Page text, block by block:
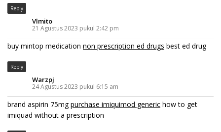
Reply
Vlmito
21 Agustus 2023 pukul 2:42 pm
buy mintop medication non prescription ed drugs best ed drug
Reply
Warzpj
24 Agustus 2023 pukul 6:15 am
brand aspirin 75mgpurchase imiquimod generic how to get
imiquad without a prescription